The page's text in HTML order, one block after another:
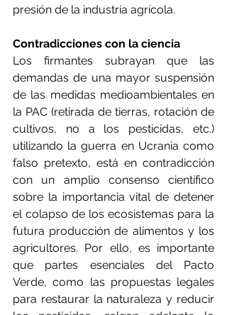
presión de la industria agrícola.
Contradicciones con la ciencia
Los firmantes subrayan que las
demandas de una mayor suspensión
de las medidas medioambientales en
la PAC (retirada de tierras, rotación de
cultivos, no a los pesticidas, etc.)
utilizando la guerra en Ucrania como
falso pretexto, está en contradicción
con un amplio consenso científico
sobre la importancia vital de detener
el colapso de los ecosistemas para la
futura producción de alimentos y los
agricultores. Por ello, es importante
que partes esenciales del Pacto
Verde, como las propuestas legales
para restaurar la naturaleza y reducir